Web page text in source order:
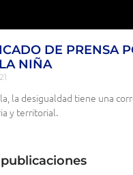
DE PRENSA
NIÑA
la desigualdad tiene una
y territorial.